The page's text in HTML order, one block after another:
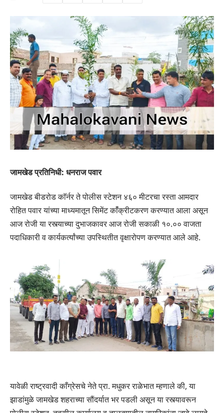
जामखेड प्रतिनिधी: धनराज पवार
जामखेड बीडरोड काॅर्नर ते पोलीस स्टेशन ४६० मीटरचा रस्ता आमदार
रोहित पवार यांच्या माध्यमातून सिमेंट कांँक्रीटकरण करण्यात आला असून
आज रोजी या रस्त्याच्या दुभाजकावर आज रोजी सकाळी १०.०० वाजता
पदाधिकारी व कार्यकर्त्यांच्या उपस्थितीत वृक्षारोपण करण्यात आले आहे.
यावेळी राष्ट्रवादी काँग्रेसचे नेते प्रा. मधुकर राळेभात म्हणाले की, या
झाडांमुळे जामखेड शहराच्या सौंदर्यात भर पडली असून या रस्त्यावरून